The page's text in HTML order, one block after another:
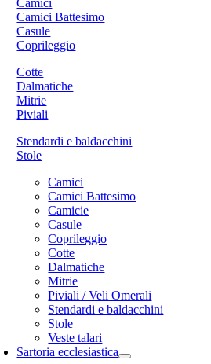
Camici
Camici Battesimo
Casule
Coprileggio
Cotte
Dalmatiche
Mitrie
Piviali
Stendardi e baldacchini
Stole
Camici
Camici Battesimo
Camicie
Casule
Coprileggio
Cotte
Dalmatiche
Mitrie
Piviali / Veli Omerali
Stendardi e baldacchini
Stole
Veste talari
Sartoria ecclesiastica